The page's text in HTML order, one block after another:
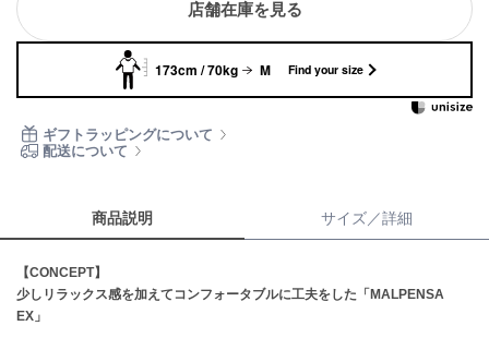
Beyond Closet
ビヨンドクローゼット
Calvin Klein
カルバン・クライン
セロン
Clarks Premium
店舗在庫を見る
173cm / 70kg M Find your size
ギフトラッピングについて
配送について
商品説明 サイズ／詳細
【CONCEPT】
少しリラックス感を加えてコンフォータブルに工夫をした「MALPENSA
EX」